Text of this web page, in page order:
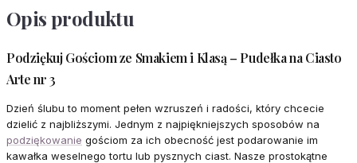
Opis produktu
Podziękuj Gościom ze Smakiem i Klasą – Pudełka na Ciasto
Arte nr 3
Dzień ślubu to moment pełen wzruszeń i radości, który chcecie
dzielić z najbliższymi. Jednym z najpiękniejszych sposobów na
podziękowanie gościom za ich obecność jest podarowanie im
kawałka weselnego tortu lub pysznych ciast. Nasze prostokątne